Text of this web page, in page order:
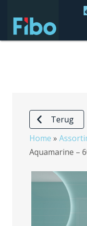
naar
Terug
Home »
Aquamarine –